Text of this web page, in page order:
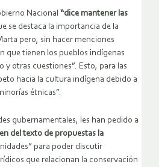
Nacional “dice mantener las
se destaca la importancia de la
pero, sin hacer menciones
que tienen los pueblos indígenas
y otras cuestiones”. Esto, para las
hacia la cultura indígena debido a
étnicas”.
gubernamentales, les han pedido a
del texto de propuestas la
para poder discutir
que relacionan la conservación